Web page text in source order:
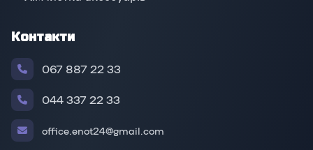
Контакти
067 887 22 33
044 337 22 33
office.enot24@gmail.com